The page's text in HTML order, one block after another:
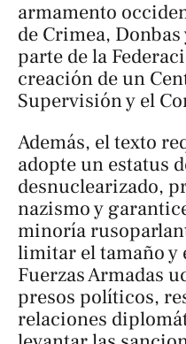
armamento
de Crimea,
parte de la
creación de un
Supervisión y el
Además, el texto
adopte un estatus
desnuclearizado,
nazismo y
minoría
limitar el tamaño y
Fuerzas Armadas
presos políticos,
relaciones